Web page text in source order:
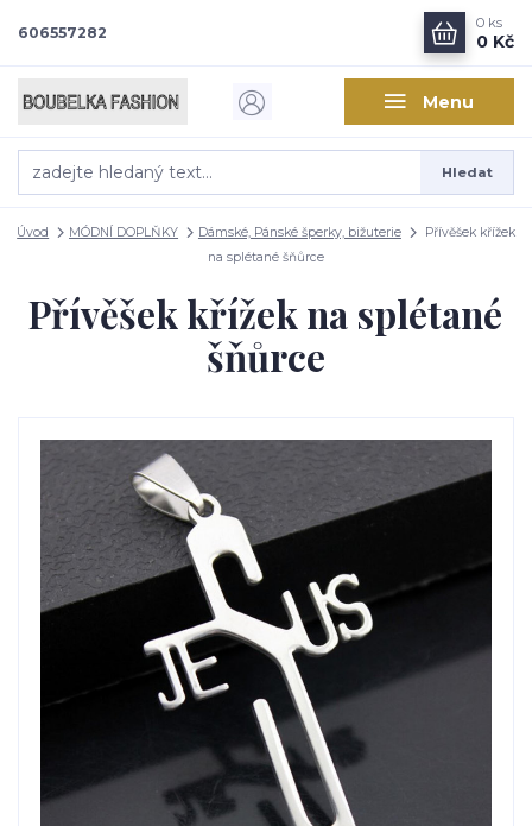
Menu
Hledat
606557282
0 ks
0 Kč
Úvod MÓDNÍ DOPLŇKY Dámské, Pánské šperky, bižuterie
Přívěšek křížek
na splétané šňůrce
Přívěšek křížek na splétané
šňůrce